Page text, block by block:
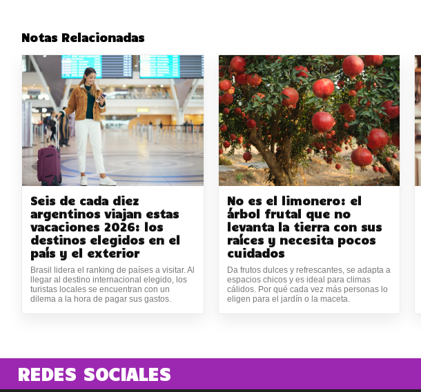
Notas Relacionadas
Seis de cada diez
argentinos viajan estas
vacaciones 2026: los
destinos elegidos en el
país y el exterior
Brasil lidera el ranking de países a visitar. Al
llegar al destino internacional elegido, los
turistas locales se encuentran con un
dilema a la hora de pagar sus gastos.
No es el limonero: el
árbol frutal que no
levanta la tierra con sus
raíces y necesita pocos
cuidados
Da frutos dulces y refrescantes, se adapta a
espacios chicos y es ideal para climas
cálidos. Por qué cada vez más personas lo
eligen para el jardín o la maceta.
REDES SOCIALES